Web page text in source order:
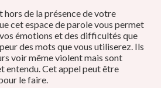
hors de la présence de votre
cet espace de parole vous permet
émotions et des difficultés que
des mots que vous utiliserez. Ils
voir même violent mais sont
entendu. Cet appel peut être
le faire.